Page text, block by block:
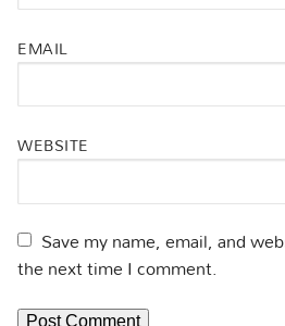
EMAIL
WEBSITE
Save my name, email, and
the next time I comment.